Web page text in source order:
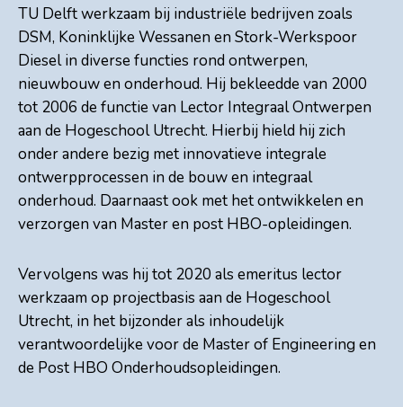
TU Delft werkzaam bij industriële bedrijven zoals
DSM, Koninklijke Wessanen en Stork-Werkspoor
Diesel in diverse functies rond ontwerpen,
nieuwbouw en onderhoud. Hij bekleedde van 2000
tot 2006 de functie van Lector Integraal Ontwerpen
aan de Hogeschool Utrecht. Hierbij hield hij zich
onder andere bezig met innovatieve integrale
ontwerpprocessen in de bouw en integraal
onderhoud. Daarnaast ook met het ontwikkelen en
verzorgen van Master en post HBO-opleidingen.
Vervolgens was hij tot 2020 als emeritus lector
werkzaam op projectbasis aan de Hogeschool
Utrecht, in het bijzonder als inhoudelijk
verantwoordelijke voor de Master of Engineering en
de Post HBO Onderhoudsopleidingen.